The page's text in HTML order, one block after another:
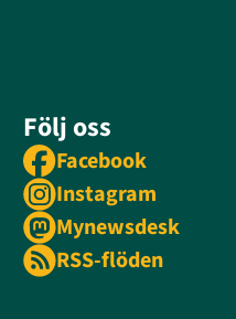
Följ oss
Facebook
Instagram
Mynewsdesk
RSS-flöden